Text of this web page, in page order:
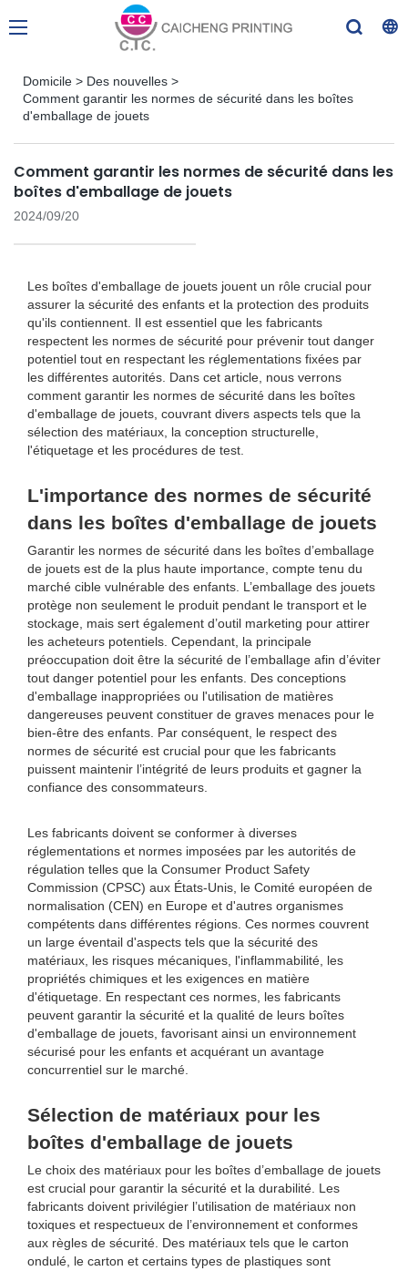
Domicile > Des nouvelles >
Comment garantir les normes de sécurité dans les boîtes
d'emballage de jouets
Comment garantir les normes de sécurité dans les
boîtes d'emballage de jouets
2024/09/20
Les boîtes d'emballage de jouets jouent un rôle crucial pour
assurer la sécurité des enfants et la protection des produits
qu'ils contiennent. Il est essentiel que les fabricants
respectent les normes de sécurité pour prévenir tout danger
potentiel tout en respectant les réglementations fixées par
les différentes autorités. Dans cet article, nous verrons
comment garantir les normes de sécurité dans les boîtes
d'emballage de jouets, couvrant divers aspects tels que la
sélection des matériaux, la conception structurelle,
l'étiquetage et les procédures de test.
L'importance des normes de sécurité
dans les boîtes d'emballage de jouets
Garantir les normes de sécurité dans les boîtes d’emballage
de jouets est de la plus haute importance, compte tenu du
marché cible vulnérable des enfants. L’emballage des jouets
protège non seulement le produit pendant le transport et le
stockage, mais sert également d’outil marketing pour attirer
les acheteurs potentiels. Cependant, la principale
préoccupation doit être la sécurité de l’emballage afin d’éviter
tout danger potentiel pour les enfants. Des conceptions
d'emballage inappropriées ou l'utilisation de matières
dangereuses peuvent constituer de graves menaces pour le
bien-être des enfants. Par conséquent, le respect des
normes de sécurité est crucial pour que les fabricants
puissent maintenir l’intégrité de leurs produits et gagner la
confiance des consommateurs.
Les fabricants doivent se conformer à diverses
réglementations et normes imposées par les autorités de
régulation telles que la Consumer Product Safety
Commission (CPSC) aux États-Unis, le Comité européen de
normalisation (CEN) en Europe et d'autres organismes
compétents dans différentes régions. Ces normes couvrent
un large éventail d'aspects tels que la sécurité des
matériaux, les risques mécaniques, l'inflammabilité, les
propriétés chimiques et les exigences en matière
d'étiquetage. En respectant ces normes, les fabricants
peuvent garantir la sécurité et la qualité de leurs boîtes
d'emballage de jouets, favorisant ainsi un environnement
sécurisé pour les enfants et acquérant un avantage
concurrentiel sur le marché.
Sélection de matériaux pour les
boîtes d'emballage de jouets
Le choix des matériaux pour les boîtes d’emballage de jouets
est crucial pour garantir la sécurité et la durabilité. Les
fabricants doivent privilégier l’utilisation de matériaux non
toxiques et respectueux de l’environnement et conformes
aux règles de sécurité. Des matériaux tels que le carton
ondulé, le carton et certains types de plastiques sont